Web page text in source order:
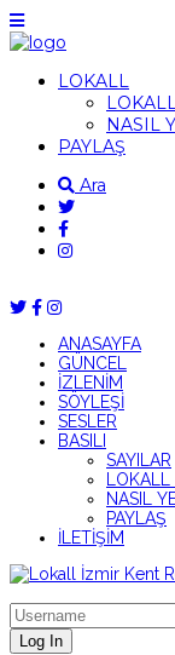
LOKALL
NASIL
PAYLAŞ
Ara
ANASAYFA
GÜNCEL
İZLENİM
SÖYLEŞİ
SESLER
BASILI
SAYILAR
NASIL
PAYLAŞ
İLETİŞİM